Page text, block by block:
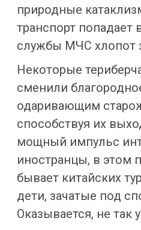
природные
транспорт попадает
службы МЧС хлопот
Некоторые
сменили
одаривающим
способствуя их
мощный импульс
иностранцы, в этом
бывает китайских
дети, зачатые под
Оказывается, не так